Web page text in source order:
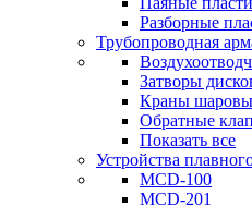
Разборные
Трубопроводная
Затворы
Краны
Обратные
Показать все
Устройства
MCD-100
MCD-201